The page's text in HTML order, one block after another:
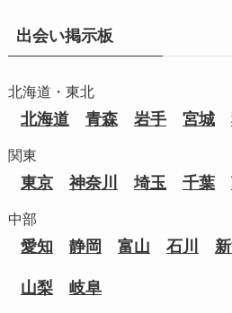
出会い掲示板
北海道・東北
北海道 青森 岩手 宮城
関東
東京 神奈川 埼玉 千葉
中部
愛知 静岡 富山 石川
山梨 岐阜